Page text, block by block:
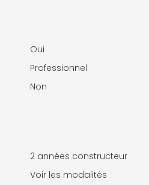
Oui
Professionnel
Non
2 années constructeur
Voir les modalités